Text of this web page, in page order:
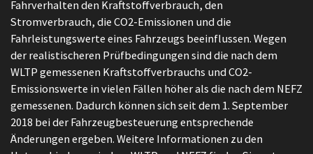
Fahrverhalten den Kraftstoffverbrauch, den
Stromverbrauch, die CO2-Emissionen und die
Fahrleistungswerte eines Fahrzeugs beeinflussen. Wegen
der realistischeren Prüfbedingungen sind die nach dem
WLTP gemessenen Kraftstoffverbrauchs und CO2-
Emissionswerte in vielen Fällen höher als die nach dem NEFZ
gemessenen. Dadurch können sich seit dem 1. September
2018 bei der Fahrzeugbesteuerung entsprechende
Änderungen ergeben. Weitere Informationen zu den